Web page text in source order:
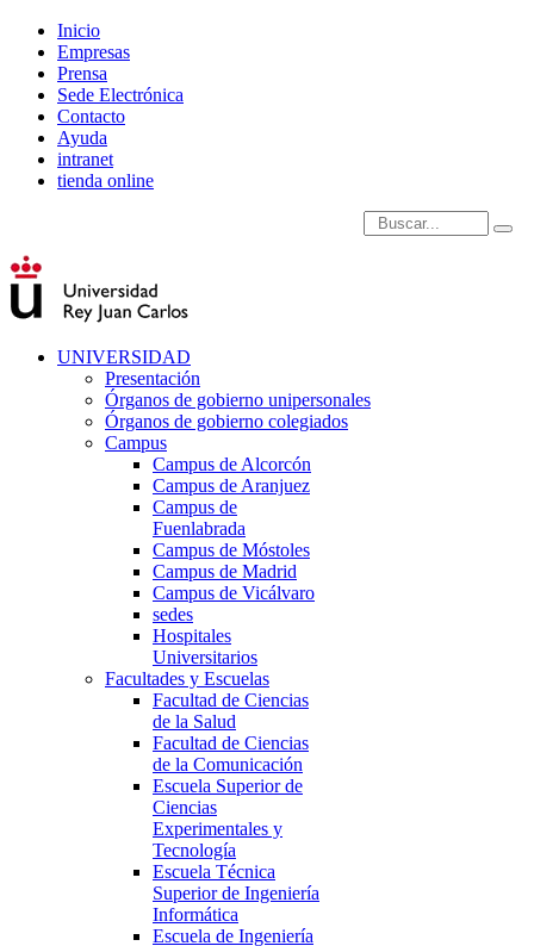
Inicio
Empresas
Prensa
Sede Electrónica
Contacto
Ayuda
intranet
tienda online
Introduce términos de
UNIVERSIDAD
Presentación
Órganos de gobierno unipersonales
Órganos de gobierno colegiados
Campus
Campus de Alcorcón
Campus de Aranjuez
Campus de
Fuenlabrada
Campus de Móstoles
Campus de Madrid
Campus de Vicálvaro
sedes
Hospitales
Universitarios
Facultades y Escuelas
Facultad de Ciencias
de la Salud
Facultad de Ciencias
de la Comunicación
Escuela Superior de
Ciencias
Experimentales y
Tecnología
Escuela Técnica
Superior de Ingeniería
Informática
Escuela de Ingeniería